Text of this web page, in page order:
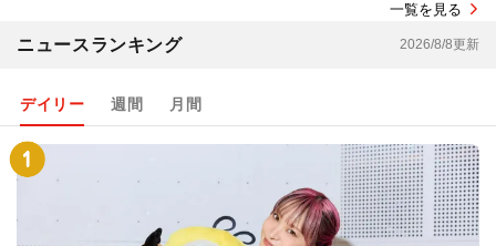
一覧を見る
ニュースランキング 2026/8/8更新
デイリー 週間 月間